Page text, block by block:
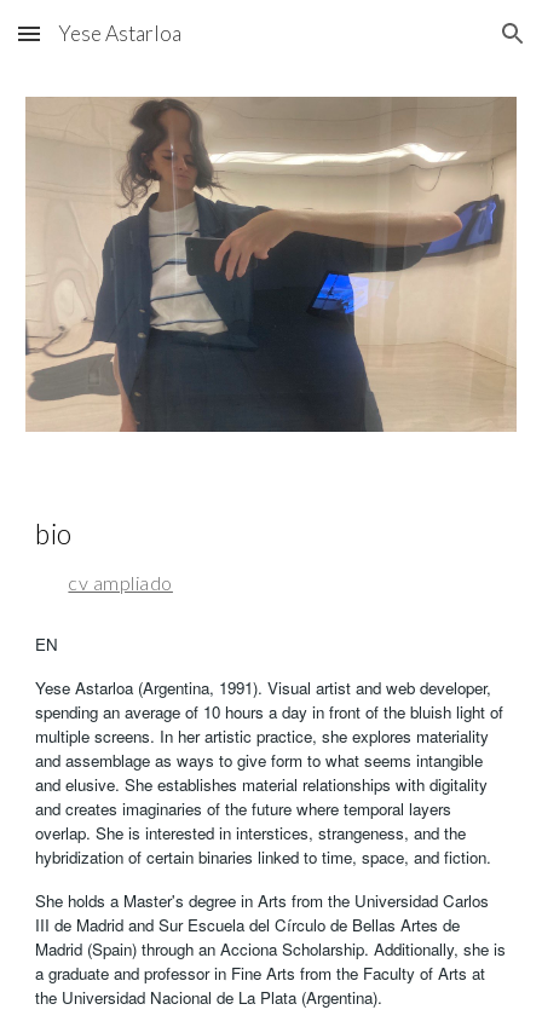
Skip to main content Skip to navigation
Yese Astarloa
bio
cv ampliado
EN
Yese Astarloa (Argentina, 1991). Visual artist and web developer,
spending an average of 10 hours a day in front of the bluish light of
multiple screens. In her artistic practice, she explores materiality
and assemblage as ways to give form to what seems intangible
and elusive. She establishes material relationships with digitality
and creates imaginaries of the future where temporal layers
overlap. She is interested in interstices, strangeness, and the
hybridization of certain binaries linked to time, space, and fiction.
She holds a Master's degree in Arts from the Universidad Carlos
III de Madrid and Sur Escuela del Círculo de Bellas Artes de
Madrid (Spain) through an Acciona Scholarship. Additionally, she is
a graduate and professor in Fine Arts from the Faculty of Arts at
the Universidad Nacional de La Plata (Argentina).